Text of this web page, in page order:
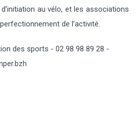
au vélo, et les associations
de l’activité.
des sports - 02 98 98 89 28 -